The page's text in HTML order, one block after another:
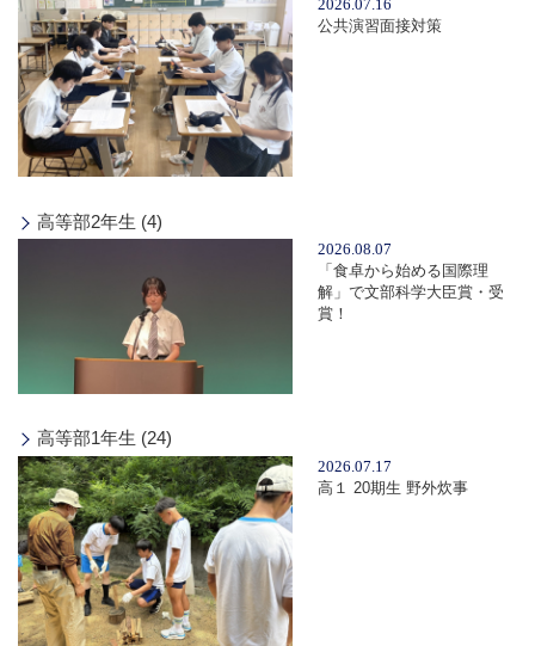
2026.07.16
公共演習面接対策
高等部2年生 (4)
2026.08.07
「食卓から始める国際理
解」で文部科学大臣賞・受
賞！
高等部1年生 (24)
2026.07.17
高１ 20期生 野外炊事